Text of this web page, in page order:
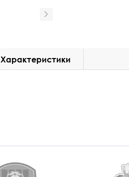
Характеристики